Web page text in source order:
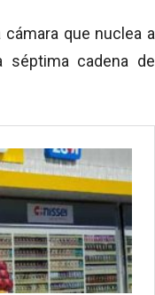
cámara que nuclea a
séptima cadena de